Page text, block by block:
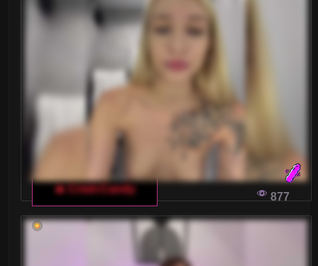
🔥 Cristi-Candy
877